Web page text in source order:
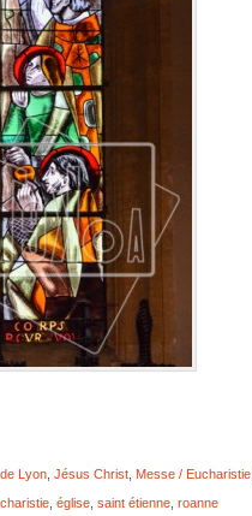
Lyon, Jésus Christ, Messe / Eucharistie,
, église, saint étienne, roanne